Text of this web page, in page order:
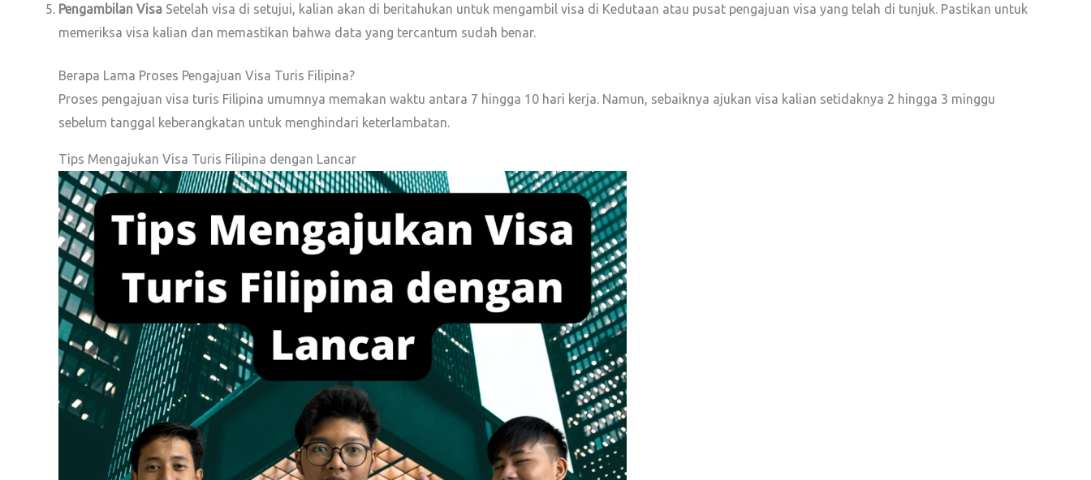
Pengambilan Visa Setelah visa di setujui, kalian akan di beritahukan untuk mengambil visa di Kedutaan atau pusat pengajuan visa yang telah di tunjuk. Pastikan untuk
memeriksa visa kalian dan memastikan bahwa data yang tercantum sudah benar.
Berapa Lama Proses Pengajuan Visa Turis Filipina?
Proses pengajuan visa turis Filipina umumnya memakan waktu antara 7 hingga 10 hari kerja. Namun, sebaiknya ajukan visa kalian setidaknya 2 hingga 3 minggu
sebelum tanggal keberangkatan untuk menghindari keterlambatan.
Tips Mengajukan Visa Turis Filipina dengan Lancar